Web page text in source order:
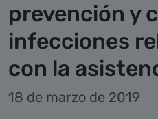
prevención y
infecciones
con la
18 de marzo de 2019